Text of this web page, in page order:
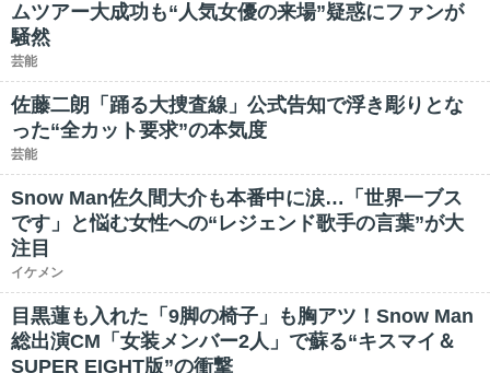
ムツアー大成功も“人気女優の来場”疑惑にファンが
騒然
芸能
佐藤二朗「踊る大捜査線」公式告知で浮き彫りとな
った“全カット要求”の本気度
芸能
Snow Man佐久間大介も本番中に涙…「世界一ブス
です」と悩む女性への“レジェンド歌手の言葉”が大
注目
イケメン
目黒蓮も入れた「9脚の椅子」も胸アツ！Snow Man
総出演CM「女装メンバー2人」で蘇る“キスマイ＆
SUPER EIGHT版”の衝撃